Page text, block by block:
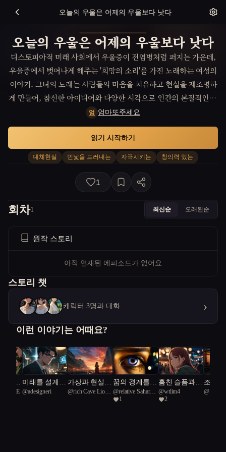
오늘의 우울은 어제의 우울보다 낫다
오늘의 우울은 어제의 우울보다 낫다
디스토피아적 미래 사회에서 우울증이 전염병처럼 퍼지는 가운데,
우울증에서 벗어나게 해주는 '희망의 소리'를 가진 노래하는 여성의
이야기. 그녀의 노래는 사람들의 마음을 치유하고 현실을 재조명하
게 만들어, 참신한 아이디어와 다양한 시각으로 인간의 본질적인 문
제에 접근한다. 이 여성의 여정은 사회 전반에 대한 어두운 이면을
보여주며, 심오한 질문과 함께 진정한 행복이 무엇인지 탐구한다.
엄 엄마또주세요
대체현실 민낯을 드러내는 자극시키는 창의력 있는
읽기 시작하기
1
회차1 최신순 오래된순
원작 스토리
아직 연재된 에피소드가 없어요
스토리 챗
캐릭터 3명과 대화 ›
이런 이야기는 어때요?
모와 미래를 설계하
는 인간들
@adesigneri
가상과 현실의
경계: 우주 재
@rich Cave Lion
꿈의 경계를
넘어: 혁명의
시작
@relative Saharan
King Lizard 20
1
훔친 슬픔과의
대화
@wtlim4
2
조화
통과
@지튼